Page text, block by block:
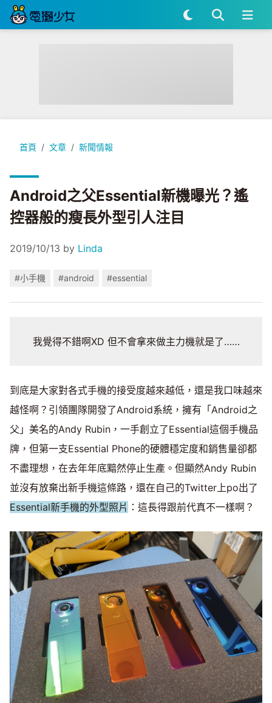
首頁 文章 新聞情報
Android之父Essential新機曝光？遙控器般的瘦長外型引人注
Android之父Essential新機曝光？遙
控器般的瘦長外型引人注目
2019/10/13 by Linda
#小手機 #android #essential
我覺得不錯啊XD 但不會拿來做主力機就是了……
到底是大家對各式手機的接受度越來越低，還是我口味越來
越怪啊？引領團隊開發了Android系統，擁有「Android之
父」美名的Andy Rubin，一手創立了Essential這個手機品
牌，但第一支Essential Phone的硬體穩定度和銷售量卻都
不盡理想，在去年年底黯然停止生產。但顯然Andy Rubin
並沒有放棄出新手機這條路，還在自己的Twitter上po出了
Essential新手機的外型照片 ：這長得跟前代真不一樣啊？